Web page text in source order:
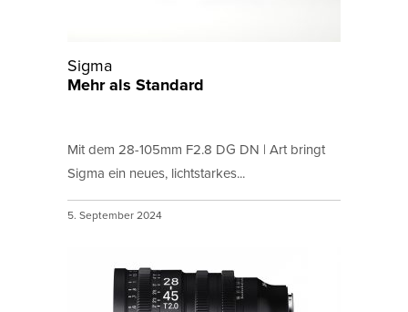
Sigma
Mehr als Standard
Mit dem 28-105mm F2.8 DG DN | Art bringt
Sigma ein neues, lichtstarkes...
5. September 2024